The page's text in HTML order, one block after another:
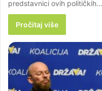
predstavnici ovih političkih…
Pročitaj više